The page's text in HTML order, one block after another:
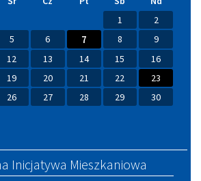
1
2
5 6 7 8
9
12 13 14 15
16
19 20 21 22
23
26 27 28 29
30
Inicjatywa Mieszkaniowa